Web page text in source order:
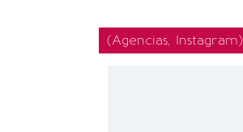
(Agencias, Instagram)